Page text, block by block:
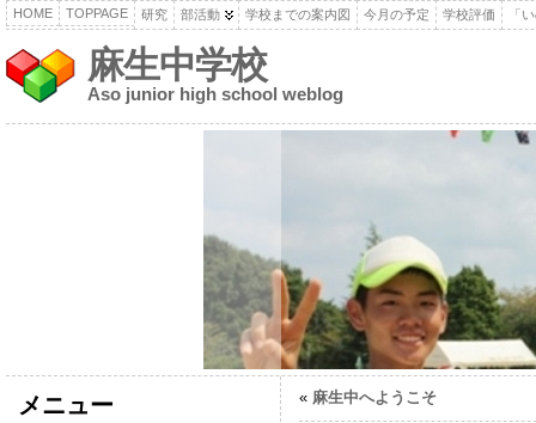
HOME TOPPAGE 研究 部活動 学校までの案内図 今月の予定 学校評価 「
麻生中学校
Aso junior high school weblog
メニュー « 麻生中へようこそ